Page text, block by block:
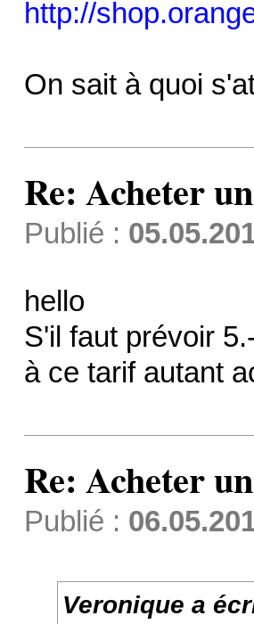
http://
On sait à quoi
Re: Acheter
Publié :
hello
S'il faut prévoir
à ce tarif autant
Re: Acheter
Publié :
Veronique a